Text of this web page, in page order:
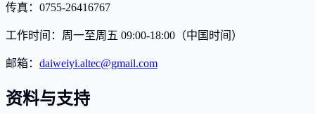
传真：0755-26416767
工作时间： 周一至周五 09:00-18:00（中国时间）
邮箱： daiweiyi.altec@gmail.com
资料与支持